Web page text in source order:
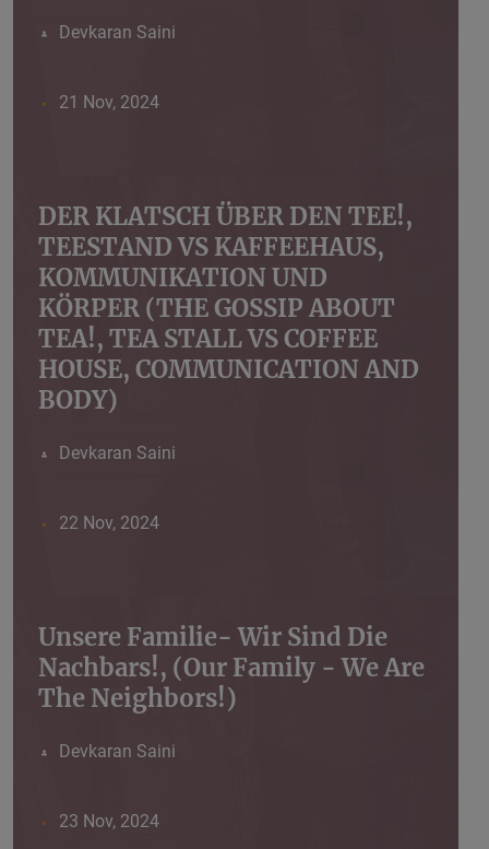
Devkaran Saini
21 Nov, 2024
DER KLATSCH ÜBER DEN TEE!,
TEESTAND VS KAFFEEHAUS,
KOMMUNIKATION UND
KÖRPER (THE GOSSIP ABOUT
TEA!, TEA STALL VS COFFEE
HOUSE, COMMUNICATION AND
BODY)
Devkaran Saini
22 Nov, 2024
Unsere Familie- Wir Sind Die
Nachbars!, (Our Family - We Are
The Neighbors!)
Devkaran Saini
23 Nov, 2024